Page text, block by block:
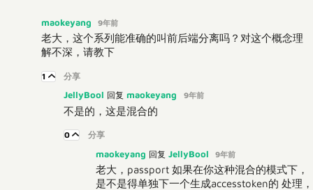
maokeyang 9年前
老大，这个系列能准确的叫前后端分离吗？对这个概念理
解不深，请教下
1 分享
JellyBool 回复 maokeyang 9年前
不是的，这是混合的
0 分享
maokeyang 回复 JellyBool 9年前
老大，passport 如果在你这种混合的模式下，
是不是得单独下一个生成accesstoken的 处理，